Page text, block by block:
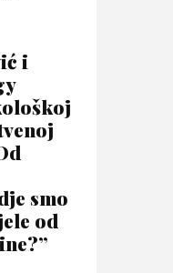
i
smo
od